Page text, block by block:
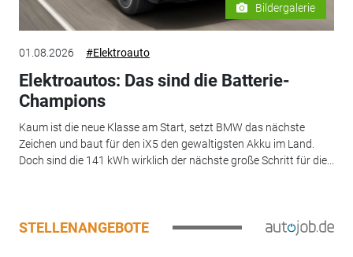
Bildergalerie
01.08.2026 #Elektroauto
Elektroautos: Das sind die Batterie-
Champions
Kaum ist die neue Klasse am Start, setzt BMW das nächste
Zeichen und baut für den iX5 den gewaltigsten Akku im Land.
Doch sind die 141 kWh wirklich der nächste große Schritt für die...
STELLENANGEBOTE